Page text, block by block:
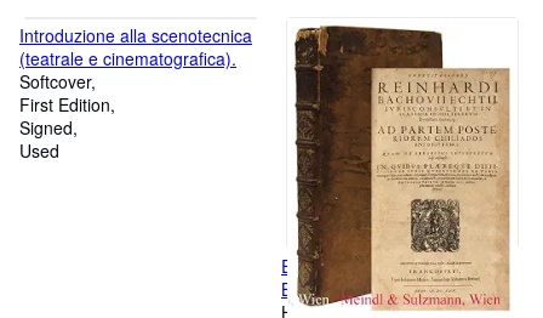
Introduzione alla scenotecnica
(teatrale e cinematografica).
Softcover
First Edition
Signed
Used
Exercitationes Reinhardi
Bachovii Echtii . Ad partem
posteriorem chiliados Antonii
Hardcover